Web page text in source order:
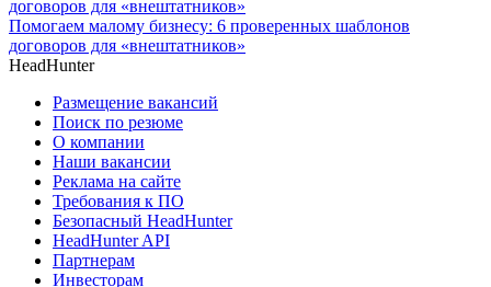
Помогаем малому бизнесу: 6 проверенных шаблонов
договоров для «внештатников»
HeadHunter
Размещение вакансий
Поиск по резюме
О компании
Наши вакансии
Реклама на сайте
Требования к ПО
Безопасный HeadHunter
HeadHunter API
Партнерам
Инвесторам